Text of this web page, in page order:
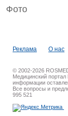
Фото
Реклама О нас
© 2002-2026
Медицинский портал
информации
Все вопросы и
995 521